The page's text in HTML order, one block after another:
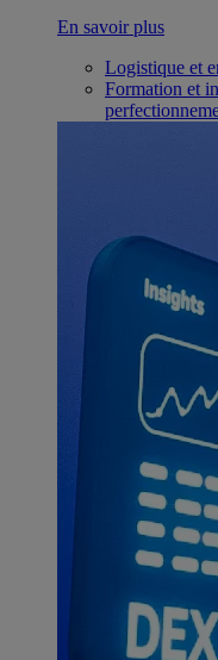
En savoir plus
Logistique et
Formation et